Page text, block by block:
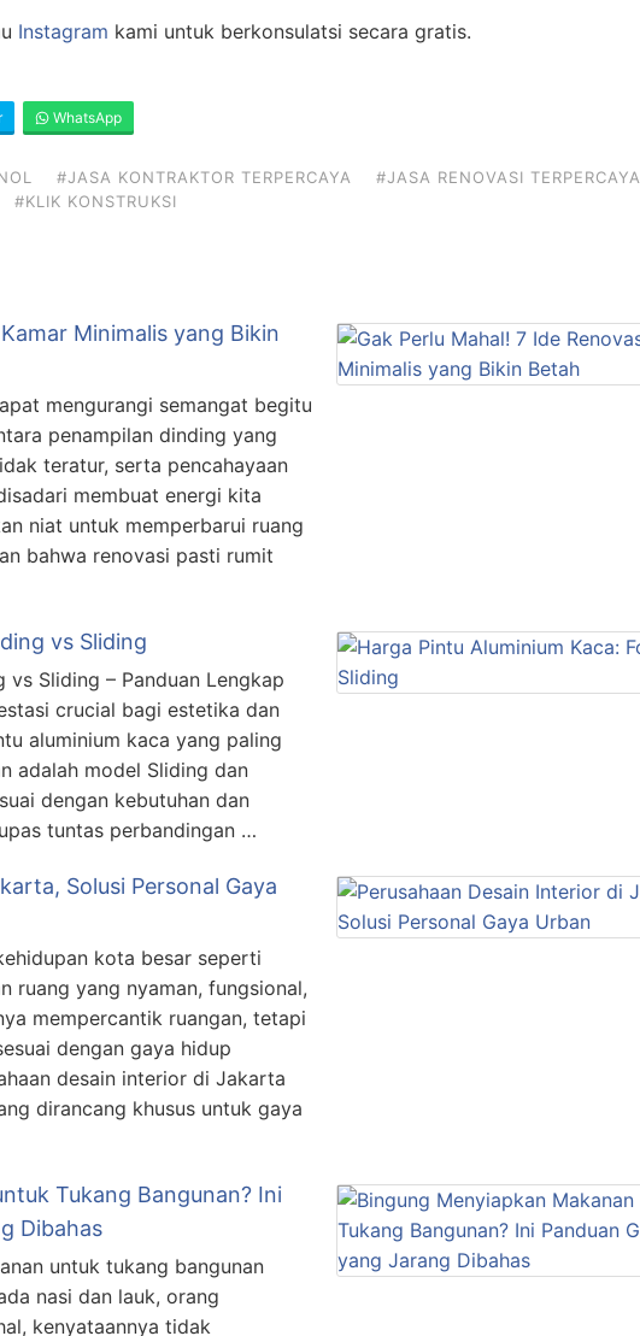
Instagram kami untuk berkonsulatsi secara gratis.
WhatsApp
#JASA KONTRAKTOR TERPERCAYA
#JASA RENOVASI TERPERCAYA
#KLIK KONSTRUKSI
Minimalis yang Bikin
mengurangi semangat begitu
penampilan dinding yang
teratur, serta pencahayaan
membuat energi kita
niat untuk memperbarui ruang
bahwa renovasi pasti rumit
vs Sliding
vs Sliding – Panduan Lengkap
crucial bagi estetika dan
aluminium kaca yang paling
adalah model Sliding dan
dengan kebutuhan dan
tuntas perbandingan …
Solusi Personal Gaya
kota besar seperti
ruang yang nyaman, fungsional,
mempercantik ruangan, tetapi
dengan gaya hidup
desain interior di Jakarta
dirancang khusus untuk gaya
Tukang Bangunan? Ini
Dibahas
untuk tukang bangunan
nasi dan lauk, orang
kenyataannya tidak